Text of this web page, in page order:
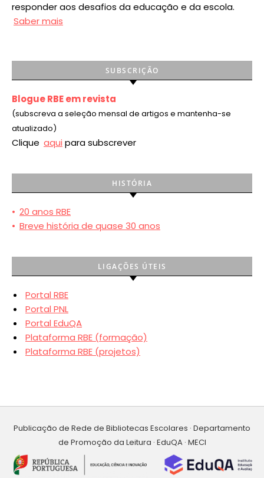
responder aos desafios da educação e da escola.
Saber mais
SUBSCRIÇÃO
Blogue RBE em revista
(subscreva a seleção mensal de artigos e mantenha-se
atualizado)
Clique aqui para subscrever
HISTÓRIA
• 20 anos RBE
• Breve história de quase 30 anos
LIGAÇÕES ÚTEIS
Portal RBE
Portal PNL
Portal EduQA
Plataforma RBE (formação)
Plataforma RBE (projetos)
Publicação de Rede de Bibliotecas Escolares · Departamento
de Promoção da Leitura · EduQA · MECI